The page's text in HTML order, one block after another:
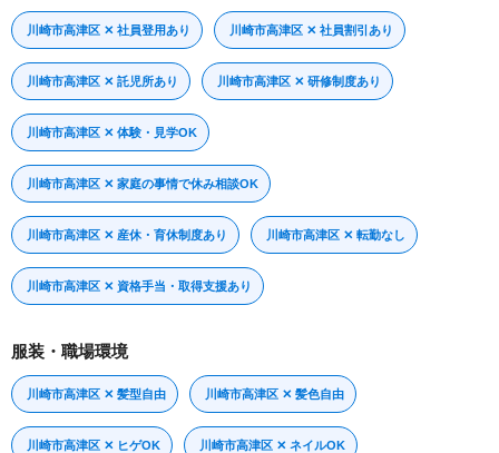
川崎市高津区 ✕ 社員登用あり 川崎市高津区 ✕ 社員割引あり
川崎市高津区 ✕ 託児所あり 川崎市高津区 ✕ 研修制度あり
川崎市高津区 ✕ 体験・見学OK
川崎市高津区 ✕ 家庭の事情で休み相談OK
川崎市高津区 ✕ 産休・育休制度あり 川崎市高津区 ✕ 転勤なし
川崎市高津区 ✕ 資格手当・取得支援あり
服装・職場環境
川崎市高津区 ✕ 髪型自由 川崎市高津区 ✕ 髪色自由
川崎市高津区 ✕ ヒゲOK 川崎市高津区 ✕ ネイルOK